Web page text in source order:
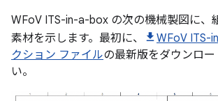
WFoV ITS-in-a-box の次の機械製図に、
素材を示します。最初に、
WFoV ITS-
クション ファイルの最新版をダウンロ
い。